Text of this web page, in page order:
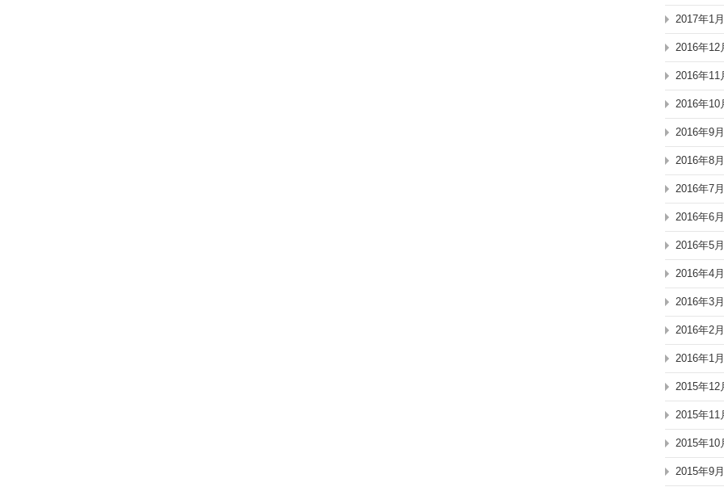
2017年1月
2016年12
2016年11
2016年10
2016年9月
2016年8月
2016年7月
2016年6月
2016年5月
2016年4月
2016年3月
2016年2月
2016年1月
2015年12
2015年11
2015年10
2015年9月